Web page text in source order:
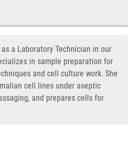
a Laboratory Technician in our
in sample preparation for
and cell culture work. She
cell lines under aseptic
and prepares cells for